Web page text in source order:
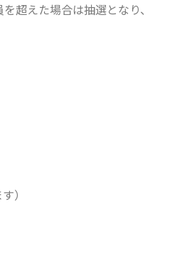
えた場合は抽選となり、
）